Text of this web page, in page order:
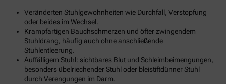
Veränderten Stuhlgewohnheiten wie Durchfall, Verstopfung
oder beides im Wechsel.
Krampfartigen Bauchschmerzen und öfter zwingendem
Stuhldrang, häufig auch ohne anschließende
Stuhlentleerung.
Auffälligem Stuhl: sichtbares Blut und Schleimbeimengungen,
besonders übelriechender Stuhl oder bleistiftdünner Stuhl
durch Verengungen im Darm.